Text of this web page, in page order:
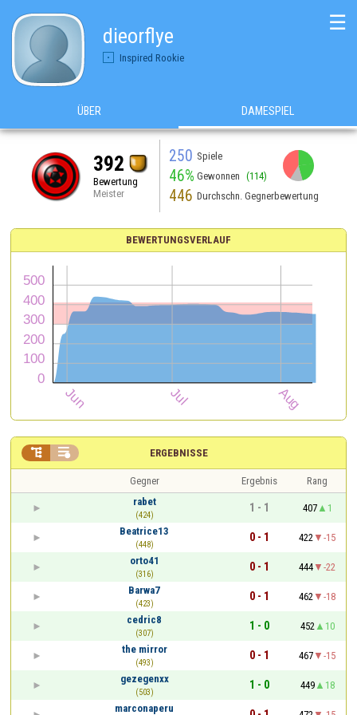
dieorflye
Inspired Rookie
☰
ÜBER DAMESPIEL
392
Bewertung
Meister
250 Spiele
46% Gewonnen (114)
446 Durchschn. Gegnerbewertung
BEWERTUNGSVERLAUF
ERGEBNISSE
 
Gegner Ergebnis
Rang
rabet
(424)
1 - 1 407
1
Beatrice13
(448)
0 - 1 422
-15
orto41
(316)
0 - 1 444
-22
Barwa7
(423)
0 - 1 462
-18
cedric8
(307)
1 - 0 452
10
the mirror
(493)
0 - 1 467
-15
gezegenxx
(503)
1 - 0 449
18
marconaperu